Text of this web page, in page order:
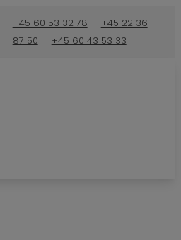
+45 60 53 32 78
+45 22 36
87 50
+45 60 43 53 33